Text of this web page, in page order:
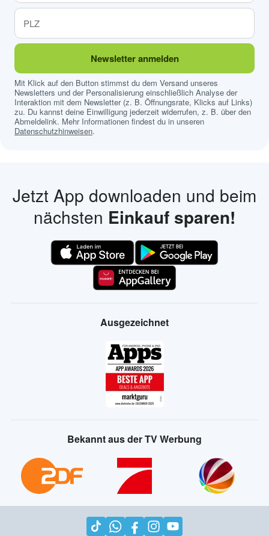
Newsletter anmelden
Mit Klick auf den Button stimmst du dem Versand unseres
Newsletters und der Personalisierung einschließlich Analyse der
Interaktion mit dem Newsletter (z. B. Öffnungsrate, Klicks auf Links)
zu. Du kannst deine Einwilligung jederzeit widerrufen, z. B. über den
Abmeldelink. Mehr Informationen findest du in unseren
Datenschutzhinweisen.
Jetzt App downloaden und beim
nächsten Einkauf sparen!
Ausgezeichnet
Bekannt aus der TV Werbung